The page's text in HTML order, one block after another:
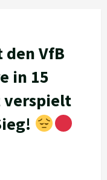
den VfB
in 15
verspielt